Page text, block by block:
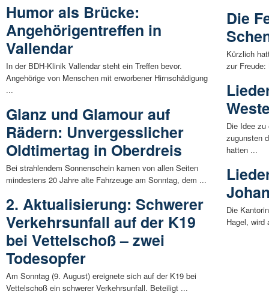
Humor als Brücke:
Angehörigentreffen in
Vallendar
In der BDH-Klinik Vallendar steht ein Treffen bevor.
Angehörige von Menschen mit erworbener Hirnschädigung
...
Glanz und Glamour auf
Rädern: Unvergesslicher
Oldtimertag in Oberdreis
Bei strahlendem Sonnenschein kamen von allen Seiten
mindestens 20 Jahre alte Fahrzeuge am Sonntag, dem ...
2. Aktualisierung: Schwerer
Verkehrsunfall auf der K19
bei Vettelschoß – zwei
Todesopfer
Am Sonntag (9. August) ereignete sich auf der K19 bei
Vettelschoß ein schwerer Verkehrsunfall. Beteiligt ...
Die
Kürzlich
zur
Die Idee zu
zugunsten
hatten ...
Die
Hagel, wird